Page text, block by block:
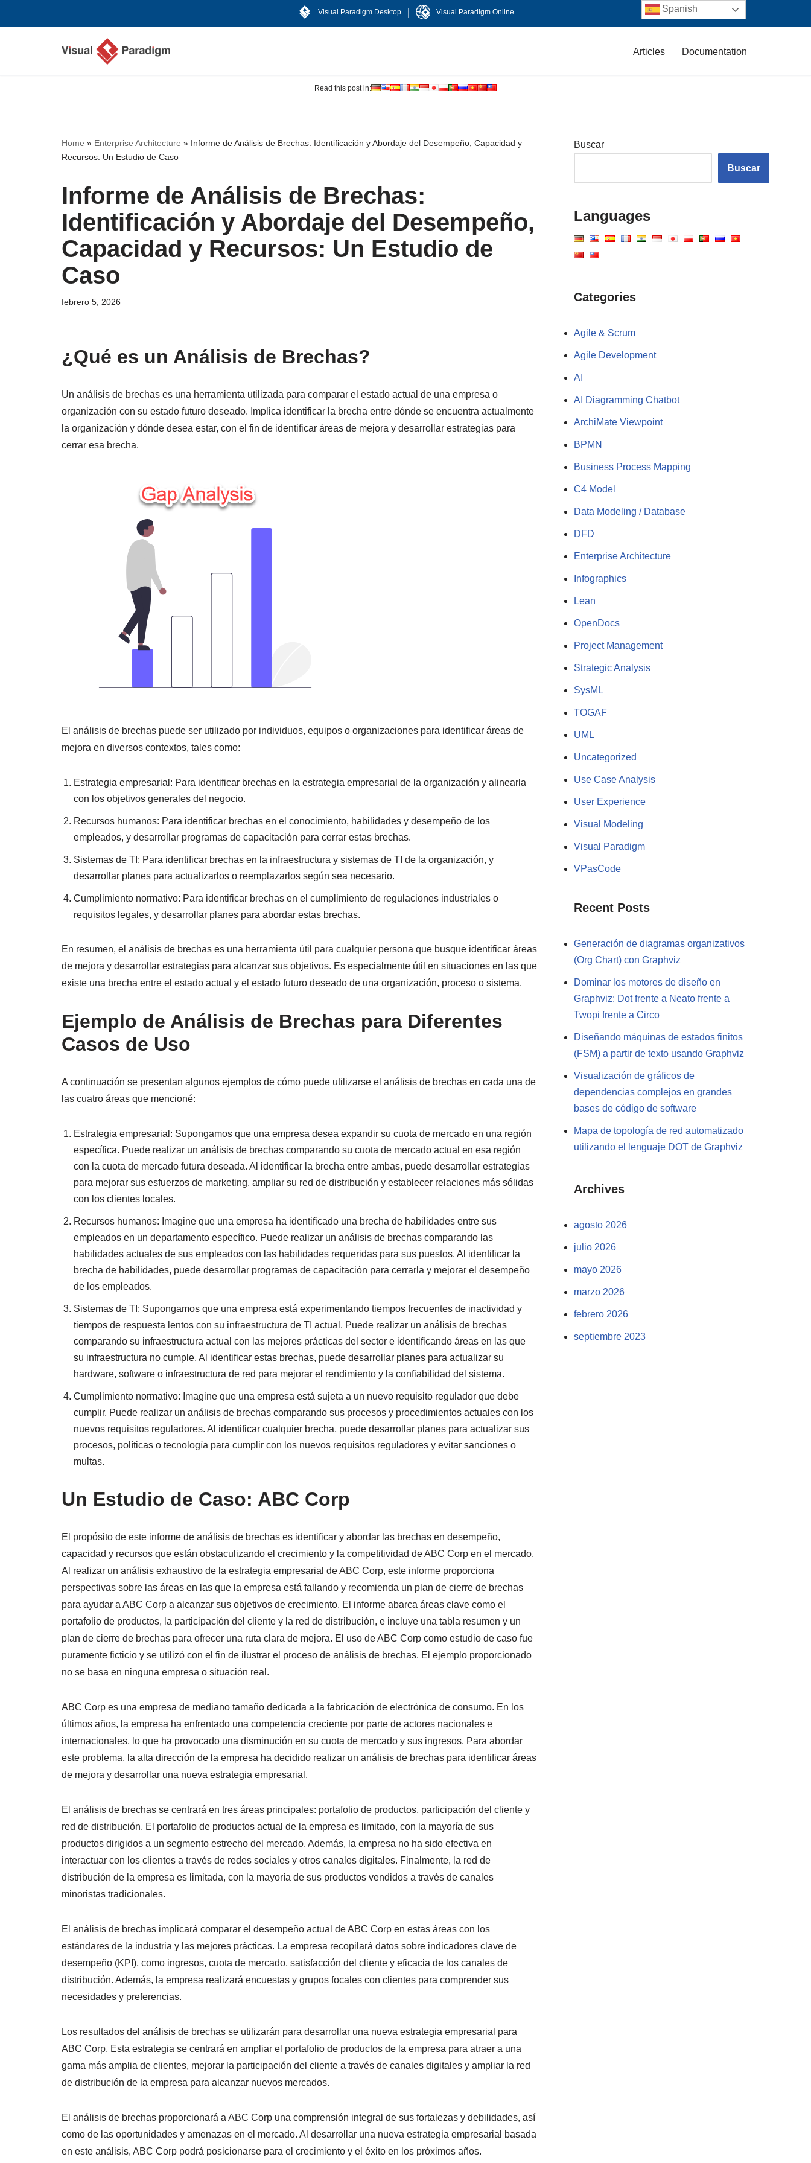
Visual Paradigm Desktop Visual Paradigm Online
Articles Documentation
Read this post in:
Home » Enterprise Architecture » Informe de Análisis de Brechas: Identificación y Abordaje del Desempeño, Capacidad y
Recursos: Un Estudio de Caso
Informe de Análisis de Brechas:
Identificación y Abordaje del Desempeño,
Capacidad y Recursos: Un Estudio de
Caso
febrero 5, 2026
¿Qué es un Análisis de Brechas?
Un análisis de brechas es una herramienta utilizada para comparar el estado actual de una empresa o
organización con su estado futuro deseado. Implica identificar la brecha entre dónde se encuentra actualmente
la organización y dónde desea estar, con el fin de identificar áreas de mejora y desarrollar estrategias para
cerrar esa brecha.
El análisis de brechas puede ser utilizado por individuos, equipos o organizaciones para identificar áreas de
mejora en diversos contextos, tales como:
Estrategia empresarial: Para identificar brechas en la estrategia empresarial de la organización y alinearla
con los objetivos generales del negocio.
Recursos humanos: Para identificar brechas en el conocimiento, habilidades y desempeño de los
empleados, y desarrollar programas de capacitación para cerrar estas brechas.
Sistemas de TI: Para identificar brechas en la infraestructura y sistemas de TI de la organización, y
desarrollar planes para actualizarlos o reemplazarlos según sea necesario.
Cumplimiento normativo: Para identificar brechas en el cumplimiento de regulaciones industriales o
requisitos legales, y desarrollar planes para abordar estas brechas.
En resumen, el análisis de brechas es una herramienta útil para cualquier persona que busque identificar áreas
de mejora y desarrollar estrategias para alcanzar sus objetivos. Es especialmente útil en situaciones en las que
existe una brecha entre el estado actual y el estado futuro deseado de una organización, proceso o sistema.
Ejemplo de Análisis de Brechas para Diferentes
Casos de Uso
A continuación se presentan algunos ejemplos de cómo puede utilizarse el análisis de brechas en cada una de
las cuatro áreas que mencioné:
Estrategia empresarial: Supongamos que una empresa desea expandir su cuota de mercado en una región
específica. Puede realizar un análisis de brechas comparando su cuota de mercado actual en esa región
con la cuota de mercado futura deseada. Al identificar la brecha entre ambas, puede desarrollar estrategias
para mejorar sus esfuerzos de marketing, ampliar su red de distribución y establecer relaciones más sólidas
con los clientes locales.
Recursos humanos: Imagine que una empresa ha identificado una brecha de habilidades entre sus
empleados en un departamento específico. Puede realizar un análisis de brechas comparando las
habilidades actuales de sus empleados con las habilidades requeridas para sus puestos. Al identificar la
brecha de habilidades, puede desarrollar programas de capacitación para cerrarla y mejorar el desempeño
de los empleados.
Sistemas de TI: Supongamos que una empresa está experimentando tiempos frecuentes de inactividad y
tiempos de respuesta lentos con su infraestructura de TI actual. Puede realizar un análisis de brechas
comparando su infraestructura actual con las mejores prácticas del sector e identificando áreas en las que
su infraestructura no cumple. Al identificar estas brechas, puede desarrollar planes para actualizar su
hardware, software o infraestructura de red para mejorar el rendimiento y la confiabilidad del sistema.
Cumplimiento normativo: Imagine que una empresa está sujeta a un nuevo requisito regulador que debe
cumplir. Puede realizar un análisis de brechas comparando sus procesos y procedimientos actuales con los
nuevos requisitos reguladores. Al identificar cualquier brecha, puede desarrollar planes para actualizar sus
procesos, políticas o tecnología para cumplir con los nuevos requisitos reguladores y evitar sanciones o
multas.
Un Estudio de Caso: ABC Corp
El propósito de este informe de análisis de brechas es identificar y abordar las brechas en desempeño,
capacidad y recursos que están obstaculizando el crecimiento y la competitividad de ABC Corp en el mercado.
Al realizar un análisis exhaustivo de la estrategia empresarial de ABC Corp, este informe proporciona
perspectivas sobre las áreas en las que la empresa está fallando y recomienda un plan de cierre de brechas
para ayudar a ABC Corp a alcanzar sus objetivos de crecimiento. El informe abarca áreas clave como el
portafolio de productos, la participación del cliente y la red de distribución, e incluye una tabla resumen y un
plan de cierre de brechas para ofrecer una ruta clara de mejora. El uso de ABC Corp como estudio de caso fue
puramente ficticio y se utilizó con el fin de ilustrar el proceso de análisis de brechas. El ejemplo proporcionado
no se basa en ninguna empresa o situación real.
ABC Corp es una empresa de mediano tamaño dedicada a la fabricación de electrónica de consumo. En los
últimos años, la empresa ha enfrentado una competencia creciente por parte de actores nacionales e
internacionales, lo que ha provocado una disminución en su cuota de mercado y sus ingresos. Para abordar
este problema, la alta dirección de la empresa ha decidido realizar un análisis de brechas para identificar áreas
de mejora y desarrollar una nueva estrategia empresarial.
El análisis de brechas se centrará en tres áreas principales: portafolio de productos, participación del cliente y
red de distribución. El portafolio de productos actual de la empresa es limitado, con la mayoría de sus
productos dirigidos a un segmento estrecho del mercado. Además, la empresa no ha sido efectiva en
interactuar con los clientes a través de redes sociales y otros canales digitales. Finalmente, la red de
distribución de la empresa es limitada, con la mayoría de sus productos vendidos a través de canales
minoristas tradicionales.
El análisis de brechas implicará comparar el desempeño actual de ABC Corp en estas áreas con los
estándares de la industria y las mejores prácticas. La empresa recopilará datos sobre indicadores clave de
desempeño (KPI), como ingresos, cuota de mercado, satisfacción del cliente y eficacia de los canales de
distribución. Además, la empresa realizará encuestas y grupos focales con clientes para comprender sus
necesidades y preferencias.
Los resultados del análisis de brechas se utilizarán para desarrollar una nueva estrategia empresarial para
ABC Corp. Esta estrategia se centrará en ampliar el portafolio de productos de la empresa para atraer a una
gama más amplia de clientes, mejorar la participación del cliente a través de canales digitales y ampliar la red
de distribución de la empresa para alcanzar nuevos mercados.
El análisis de brechas proporcionará a ABC Corp una comprensión integral de sus fortalezas y debilidades, así
como de las oportunidades y amenazas en el mercado. Al desarrollar una nueva estrategia empresarial basada
en este análisis, ABC Corp podrá posicionarse para el crecimiento y el éxito en los próximos años.
Buscar
Buscar
Languages
Categories
Agile & Scrum
Agile Development
AI
AI Diagramming Chatbot
ArchiMate Viewpoint
BPMN
Business Process Mapping
C4 Model
Data Modeling / Database
DFD
Enterprise Architecture
Infographics
Lean
OpenDocs
Project Management
Strategic Analysis
SysML
TOGAF
UML
Uncategorized
Use Case Analysis
User Experience
Visual Modeling
Visual Paradigm
VPasCode
Recent Posts
Generación de diagramas organizativos
(Org Chart) con Graphviz
Dominar los motores de diseño en
Graphviz: Dot frente a Neato frente a
Twopi frente a Circo
Diseñando máquinas de estados finitos
(FSM) a partir de texto usando Graphviz
Visualización de gráficos de
dependencias complejos en grandes
bases de código de software
Mapa de topología de red automatizado
utilizando el lenguaje DOT de Graphviz
Archives
agosto 2026
julio 2026
mayo 2026
marzo 2026
febrero 2026
septiembre 2023
Spanish